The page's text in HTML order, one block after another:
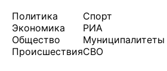
Политика
Экономика
Общество
Происшествия
Спорт
РИА
Муниципалитеты
СВО